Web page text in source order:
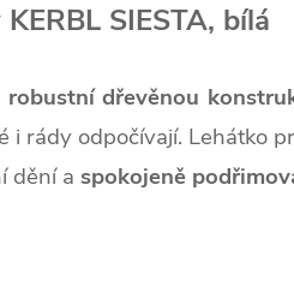
SIESTA, bílá
robustní dřevěnou
i rády odpočívají. Lehátko
dění a spokojeně